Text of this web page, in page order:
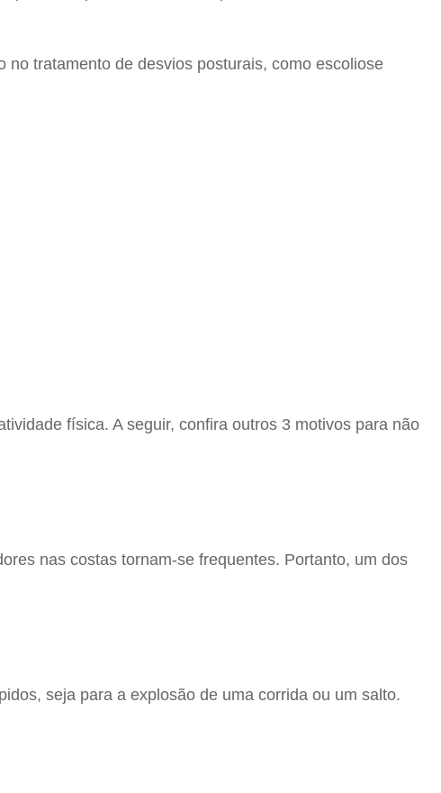
no tratamento de desvios posturais, como escoliose
física. A seguir, confira outros 3 motivos para não
nas costas tornam-se frequentes. Portanto, um dos
seja para a explosão de uma corrida ou um salto.